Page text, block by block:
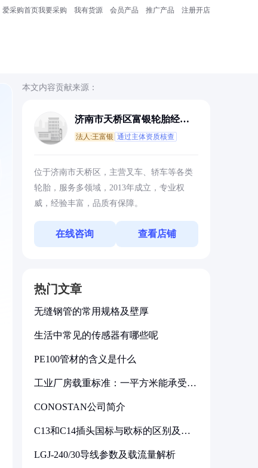
爱采购首页我要采购 我有货源 会员产品 推广产品 注册开店
本文内容贡献来源：
济南市天桥区富银轮胎经营
法人:王富银 通过主体资质核查
位于济南市天桥区，主营叉车、轿车等各类
轮胎，服务多领域，2013年成立，专业权
威，经验丰富，品质有保障。
在线咨询 查看店铺
热门文章
无缝钢管的常用规格及壁厚
生活中常见的传感器有哪些呢
PE100管材的含义是什么
工业厂房载重标准：一平方米能承受多
CONOSTAN公司简介
C13和C14插头国标与欧标的区别及其
LGJ-240/30导线参数及载流量解析